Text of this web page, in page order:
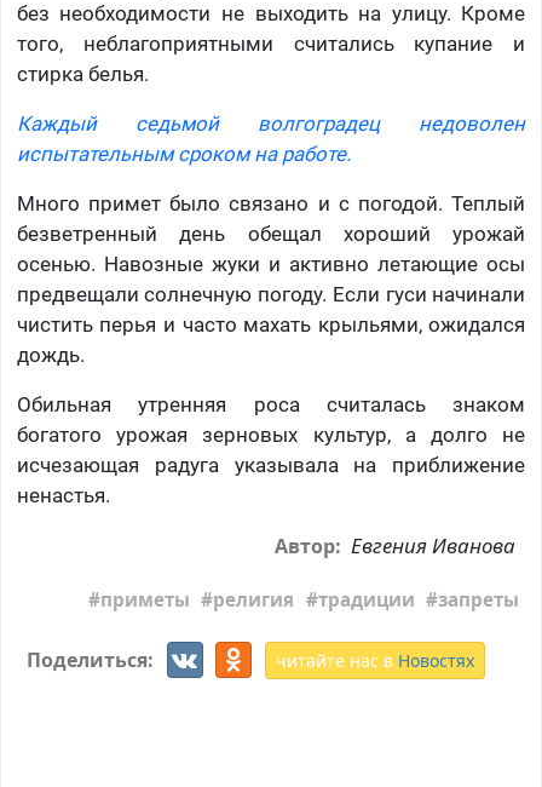
без необходимости не выходить на улицу. Кроме
того, неблагоприятными считались купание и
стирка белья.
Каждый седьмой волгоградец недоволен
испытательным сроком на работе.
Много примет было связано и с погодой. Теплый
безветренный день обещал хороший урожай
осенью. Навозные жуки и активно летающие осы
предвещали солнечную погоду. Если гуси начинали
чистить перья и часто махать крыльями, ожидался
дождь.
Обильная утренняя роса считалась знаком
богатого урожая зерновых культур, а долго не
исчезающая радуга указывала на приближение
ненастья.
Автор: Евгения Иванова
приметы религия традиции запреты
Поделиться: читайте нас в Новостях